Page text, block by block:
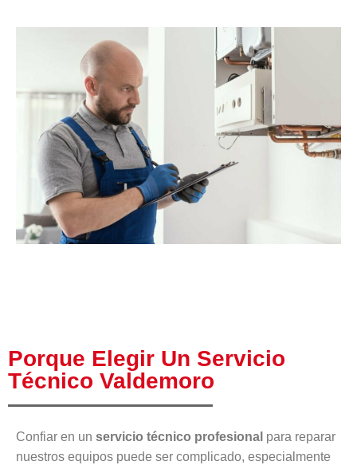
Porque Elegir Un Servicio
Técnico Valdemoro
Confiar en un servicio técnico profesional para reparar
nuestros equipos puede ser complicado, especialmente